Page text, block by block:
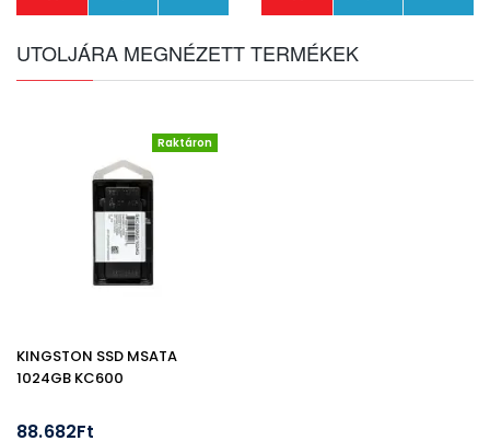
UTOLJÁRA MEGNÉZETT TERMÉKEK
Raktáron
KINGSTON SSD MSATA
1024GB KC600
88.682Ft